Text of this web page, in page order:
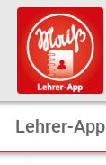
Lehrer-App